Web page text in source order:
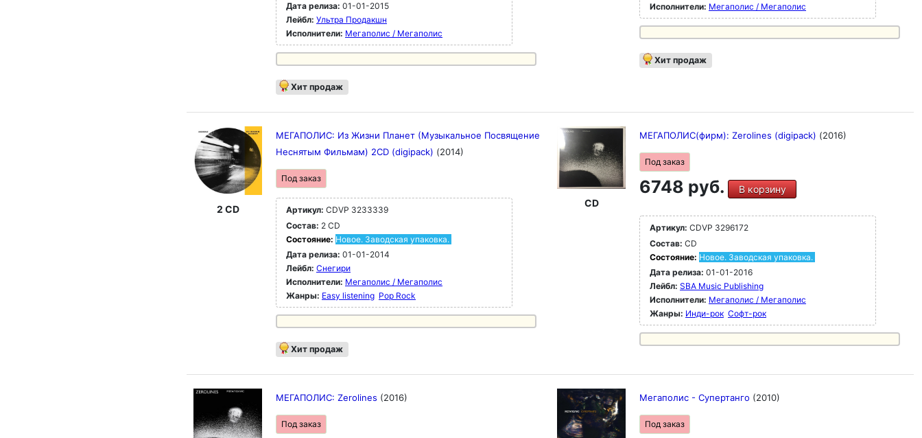
Дата релиза: 01-01-2015
Лейбл: Ультра Продакшн
Исполнители: Мегаполис / Мегаполис
Хит продаж
Исполнители: Мегаполис / Мегаполис
Хит продаж
2 CD
МЕГАПОЛИС: Из Жизни Планет (Музыкальное Посвящение
Неснятым Фильмам) 2CD (digipack) (2014)
Под заказ
Артикул: CDVP 3233339
Состав: 2 CD
Состояние: Новое. Заводская упаковка.
Дата релиза: 01-01-2014
Лейбл: Снегири
Исполнители: Мегаполис / Мегаполис
Жанры: Easy listening Pop Rock
Хит продаж
CD
МЕГАПОЛИС(фирм): Zerolines (digipack) (2016)
Под заказ
6748 руб. В корзину
Артикул: CDVP 3296172
Состав: CD
Состояние: Новое. Заводская упаковка.
Дата релиза: 01-01-2016
Лейбл: SBA Music Publishing
Исполнители: Мегаполис / Мегаполис
Жанры: Инди-рок Софт-рок
МЕГАПОЛИС: Zerolines (2016)
Под заказ
Мегаполис - Супертанго (2010)
Под заказ